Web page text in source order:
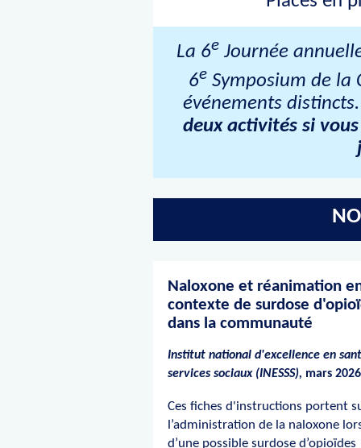
La 6e Journée
6e Symposium de la
événements distincts.
deux activités si
Naloxone et réanimation
contexte de surdose
dans la communauté
Institut national d'excellence en
services sociaux (INESSS), mars 2026
Ces fiches d'instructions portent
l’administration de la naloxone
d’une possible surdose d’opioïdes